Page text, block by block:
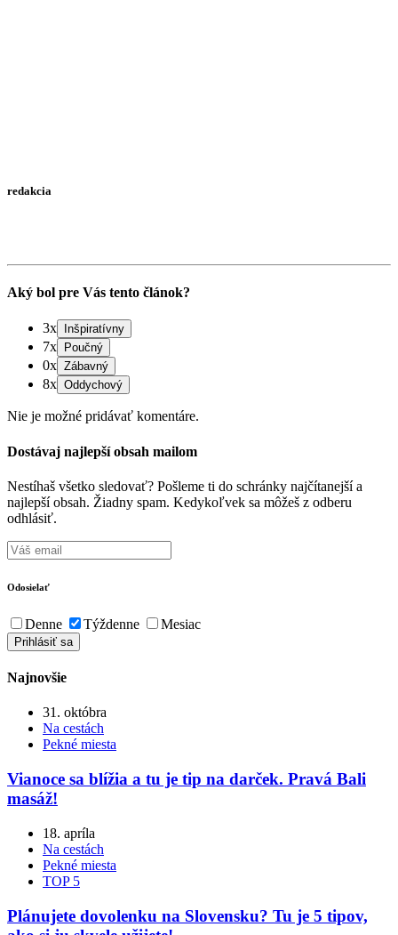
redakcia
Aký bol pre Vás tento článok?
3x
7x
0x
8x
Nie je možné pridávať komentáre.
Dostávaj najlepší obsah mailom
Nestíhaš všetko sledovať? Pošleme ti do schránky najčítanejší a
najlepší obsah. Žiadny spam. Kedykoľvek sa môžeš z odberu
odhlásiť.
Odosielať
Denne Týždenne Mesiac
Najnovšie
31. októbra
Na cestách
Pekné miesta
Vianoce sa blížia a tu je tip na darček. Pravá Bali
masáž!
18. apríla
Na cestách
Pekné miesta
TOP 5
Plánujete dovolenku na Slovensku? Tu je 5 tipov,